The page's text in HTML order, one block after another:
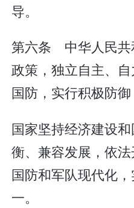
导。
第六条 中华人民共
政策，独立自主、
国防，实行积极防御
国家坚持经济建设
衡、兼容发展，依
国防和军队现代化
一。